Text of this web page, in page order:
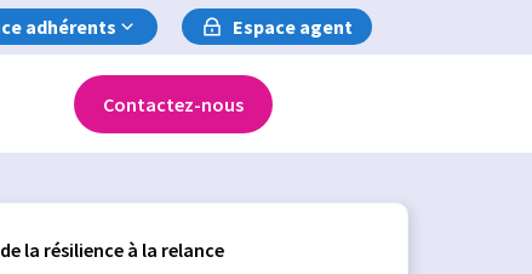
adhérents Espace agent
Contactez-nous
la résilience à la relance